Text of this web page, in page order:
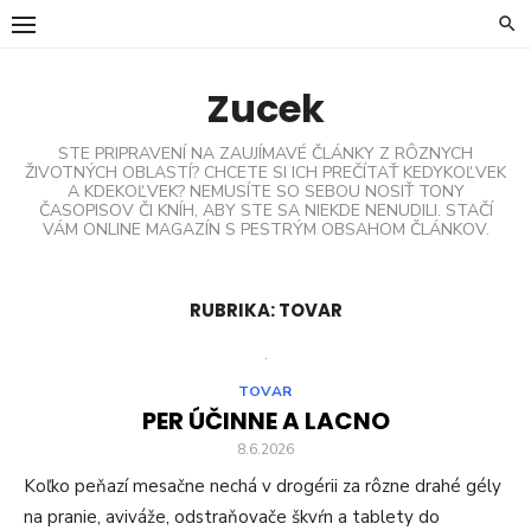
Skip
Zucek
STE PRIPRAVENÍ NA ZAUJÍMAVÉ ČLÁNKY Z RÔZNYCH
ŽIVOTNÝCH OBLASTÍ? CHCETE SI ICH PREČÍTAŤ KEDYKOĽVEK
A KDEKOĽVEK? NEMUSÍTE SO SEBOU NOSIŤ TONY
ČASOPISOV ČI KNÍH, ABY STE SA NIEKDE NENUDILI. STAČÍ
VÁM ONLINE MAGAZÍN S PESTRÝM OBSAHOM ČLÁNKOV.
RUBRIKA:TOVAR
TOVAR
PER ÚČINNE A LACNO
8.6.2026
Koľko peňazí mesačne nechá v drogérii za rôzne drahé gély
na pranie, aviváže, odstraňovače škvŕn a tablety do